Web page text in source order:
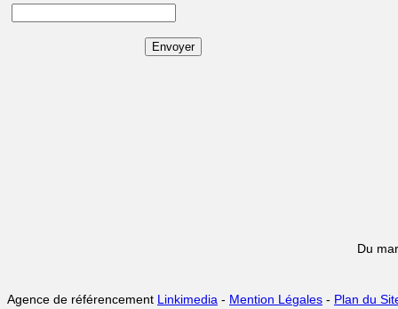
Du
Agence de référencement Linkimedia - Mention Légales - Plan du